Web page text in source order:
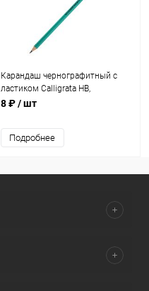
Карандаш чернографитный с
ластиком Calligrata HB,
пластиковый 3333572
8 ₽/ шт
Подробнее